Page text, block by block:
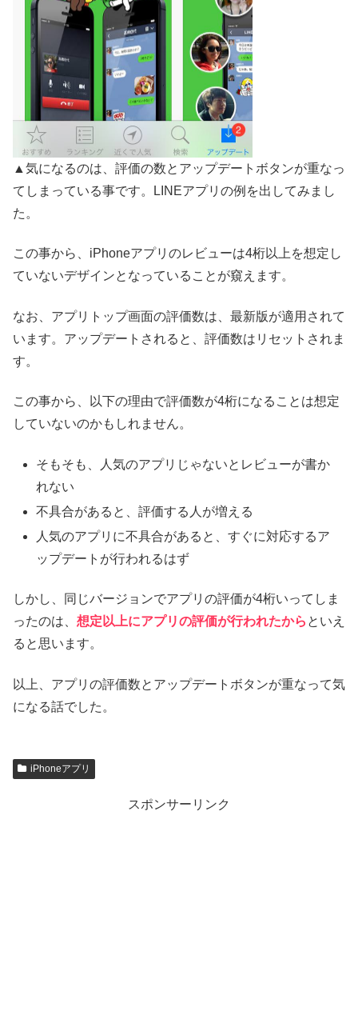
▲気になるのは、評価の数とアップデートボタンが重なっ
てしまっている事です。LINEアプリの例を出してみまし
た。
この事から、 iPhoneアプリのレビューは4桁以上を想定し
ていないデザインとなっていることが窺えます。
なお、アプリトップ画面の評価数は、最新版が適用されて
います。アップデートされると、評価数はリセットされま
す。
この事から、以下の理由で評価数が4桁になることは想定
していないのかもしれません。
そもそも、人気のアプリじゃないとレビューが書か
れない
不具合があると、評価する人が増える
人気のアプリに不具合があると、すぐに対応するア
ップデートが行われるはず
しかし、同じバージョンでアプリの評価が4桁いってしま
ったのは、 想定以上にアプリの評価が行われたから といえ
ると思います。
以上、アプリの評価数とアップデートボタンが重なって気
になる話でした。
iPhoneアプリ
スポンサーリンク